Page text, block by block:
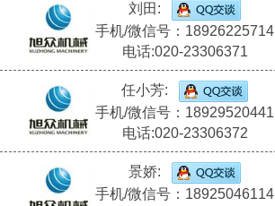
刘田:
手机/微信号：18926225714
电话:020-23306371
任小芳:
手机/微信号：18929520441
电话:020-23306372
景娇:
手机/微信号：18925046114